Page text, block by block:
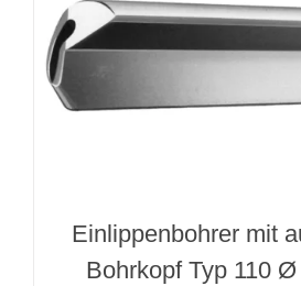
Einlippenbohrer mit
Bohrkopf Typ 110